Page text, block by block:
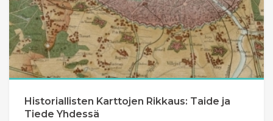
Historiallisten Karttojen Rikkaus: Taide ja
Tiede Yhdessä